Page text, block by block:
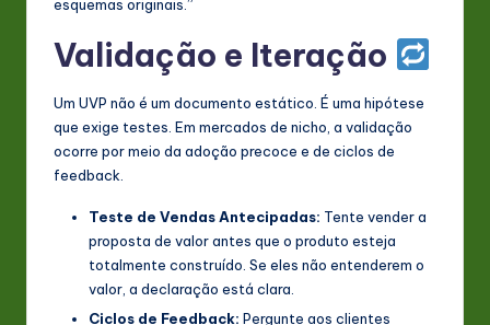
esquemas originais.”
Validação e Iteração
Um UVP não é um documento estático. É uma hipótese
que exige testes. Em mercados de nicho, a validação
ocorre por meio da adoção precoce e de ciclos de
feedback.
Teste de Vendas Antecipadas: Tente vender a
proposta de valor antes que o produto esteja
totalmente construído. Se eles não entenderem o
valor, a declaração está clara.
Ciclos de Feedback: Pergunte aos clientes